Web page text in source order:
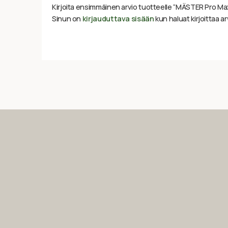
Kirjoita ensimmäinen arvio tuotteelle “MÄSTER Pro
Sinun on kirjauduttava sisäänkun haluat kirjoittaa